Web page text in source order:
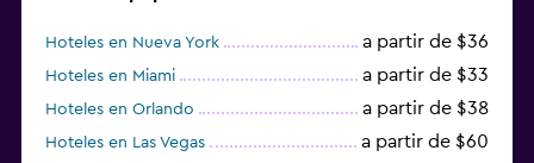
Hoteles en Nueva York a partir de $36
Hoteles en Miami a partir de $33
Hoteles en Orlando a partir de $38
Hoteles en Las Vegas a partir de $60